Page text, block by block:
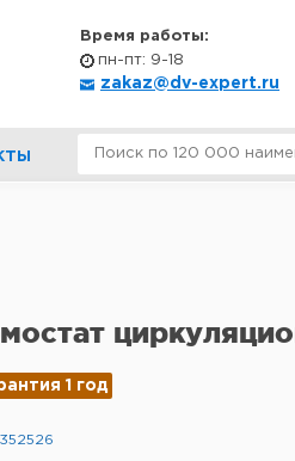
Время работы:
пн-пт: 9-18
zakaz@dv-expert.ru
1 год